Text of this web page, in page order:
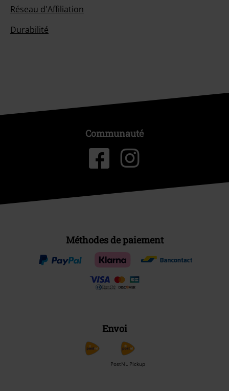
Réseau d'Affiliation
Durabilité
Communauté
Méthodes de paiement
Envoi
PostNL Pickup